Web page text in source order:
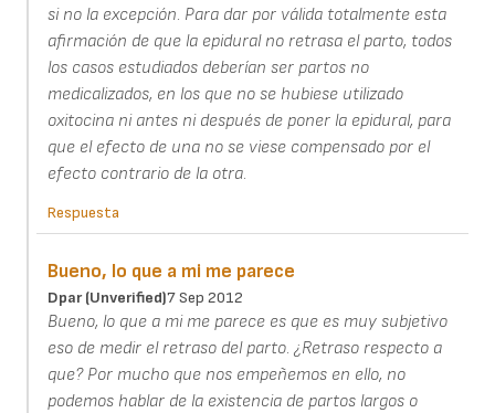
si no la excepción. Para dar por válida totalmente esta
afirmación de que la epidural no retrasa el parto, todos
los casos estudiados deberían ser partos no
medicalizados, en los que no se hubiese utilizado
oxitocina ni antes ni después de poner la epidural, para
que el efecto de una no se viese compensado por el
efecto contrario de la otra.
Respuesta
Bueno, lo que a mi me parece
Dpar (unverified)7 Sep 2012
Bueno, lo que a mi me parece es que es muy subjetivo
eso de medir el retraso del parto. ¿Retraso respecto a
que? Por mucho que nos empeñemos en ello, no
podemos hablar de la existencia de partos largos o